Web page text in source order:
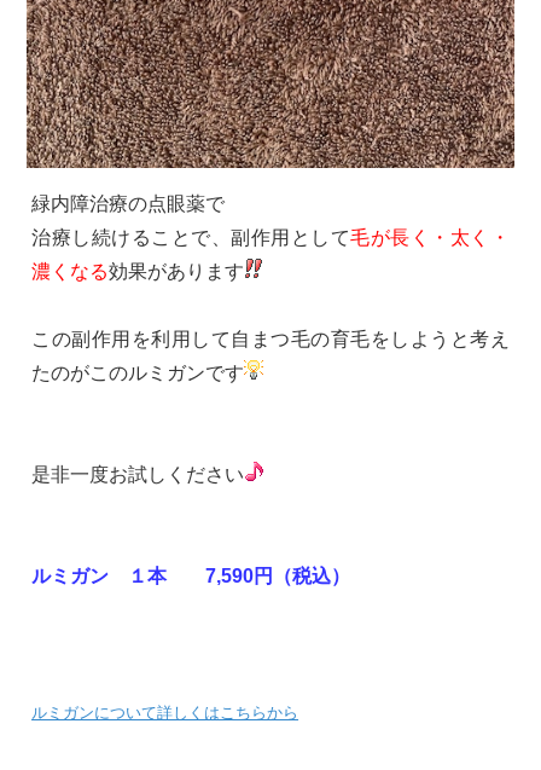
緑内障治療の点眼薬で
治療し続けることで、副作用として毛が長く・太く・
濃くなる効果があります
この副作用を利用して自まつ毛の育毛をしようと考え
たのがこのルミガンです
是非一度お試しください
ルミガン １本 7,590円（税込）
ルミガンについて詳しくはこちらから